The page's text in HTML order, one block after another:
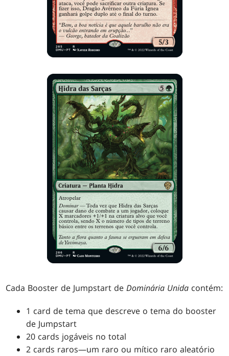
Cada Booster de Jumpstart deDominária Unida contém:
1 card de tema que descreve o tema do booster
de Jumpstart
20 cards jogáveis no total
2 cards raros—um raro ou mítico raro aleatório